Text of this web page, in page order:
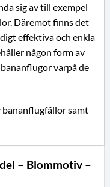
sig av till exempel
Däremot finns det
effektiva och enkla
någon form av
varpå de
bananflugfällor samt
– Blommotiv –